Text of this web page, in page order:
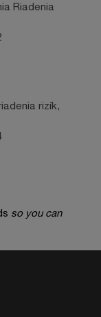
Riadenia
rizík,
so you can